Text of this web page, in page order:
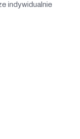
indywidualnie